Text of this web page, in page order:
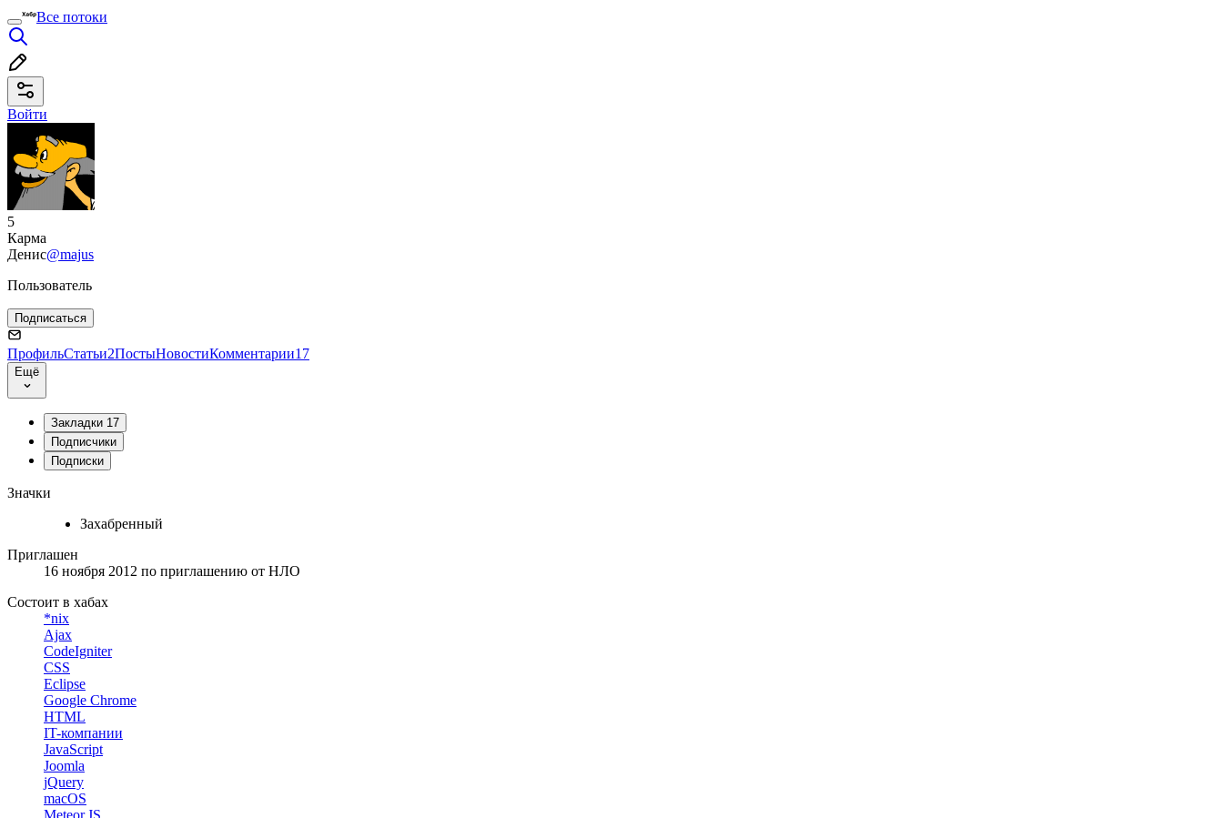
Все потоки
Войти
5
Карма
Денис@majus
Пользователь
Подписаться
ПрофильСтатьи2ПостыНовостиКомментарии17
Ещё
Закладки 17
Подписчики
Подписки
Значки
Захабренный
Приглашен
16 ноября 2012 по приглашению от НЛО
Состоит в хабах
*nix
Ajax
CodeIgniter
CSS
Eclipse
Google Chrome
HTML
IT-компании
JavaScript
Joomla
jQuery
macOS
Meteor.JS